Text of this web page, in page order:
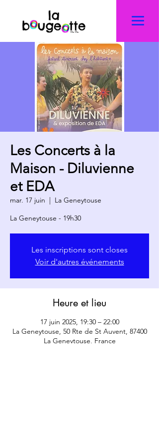
Les Concerts à la
Maison - Diluvienne
et EDA
mar. 17 juin
  |
La Geneytouse
La Geneytouse - 19h30
Les inscriptions sont closes
Voir d'autres événements
Heure et lieu
17 juin 2025, 19:30 – 22:00
La Geneytouse, 50 Rte de St Auvent, 87400
La Geneytouse, France